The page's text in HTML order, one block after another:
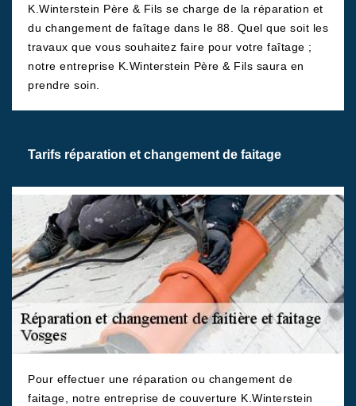
K.Winterstein Père & Fils se charge de la réparation et
du changement de faîtage dans le 88. Quel que soit les
travaux que vous souhaitez faire pour votre faîtage ;
notre entreprise K.Winterstein Père & Fils saura en
prendre soin.
Tarifs réparation et changement de faitage
Pour effectuer une réparation ou changement de
faitage, notre entreprise de couverture K.Winterstein